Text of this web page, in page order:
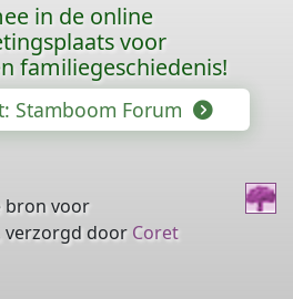
in de online
voor
familiegeschiedenis!
Stamboom Forum
bron voor
verzorgd door Coret